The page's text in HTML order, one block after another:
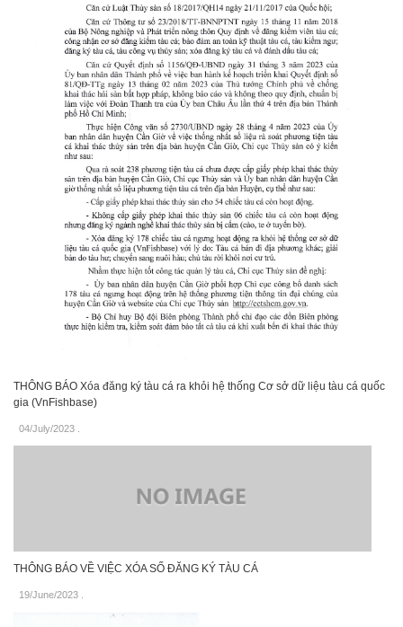
THÔNG BÁO Xóa đăng ký tàu cá ra khỏi hệ thống Cơ sở dữ liệu tàu cá quốc
gia (VnFishbase)
04/July/2023
THÔNG BÁO VỀ VIỆC XÓA SỐ ĐĂNG KÝ TÀU CÁ
19/June/2023